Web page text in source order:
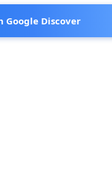
Google Discover